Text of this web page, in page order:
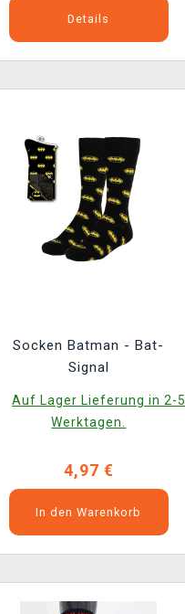
Details
Socken Batman - Bat-
Signal
Auf Lager Lieferung in 2-5
Werktagen.
4,97 €
In den Warenkorb